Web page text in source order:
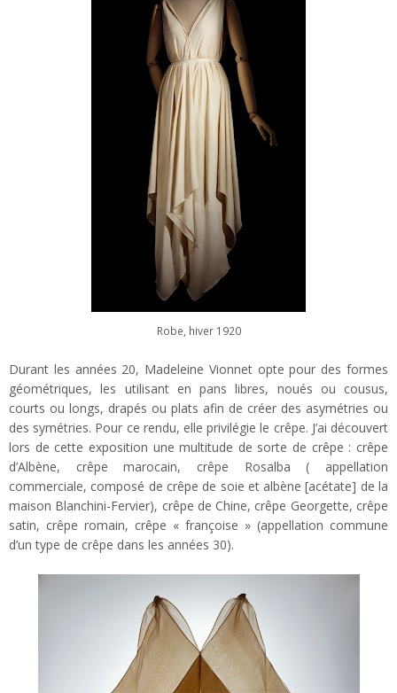
Robe, hiver 1920
Durant les années 20, Madeleine Vionnet opte pour des formes
géométriques, les utilisant en pans libres, noués ou cousus,
courts ou longs, drapés ou plats afin de créer des asymétries ou
des symétries. Pour ce rendu, elle privilégie le crêpe. J’ai découvert
lors de cette exposition une multitude de sorte de crêpe : crêpe
d’Albène, crêpe marocain, crêpe Rosalba ( appellation
commerciale, composé de crêpe de soie et albène [acétate] de la
maison Blanchini-Fervier), crêpe de Chine, crêpe Georgette, crêpe
satin, crêpe romain, crêpe « françoise » (appellation commune
d’un type de crêpe dans les années 30).